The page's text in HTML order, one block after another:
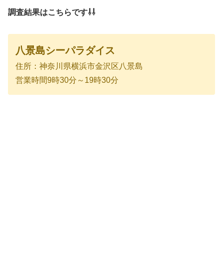
調査結果はこちらです⇩⇩
八景島シーパラダイス
住所：神奈川県横浜市金沢区八景島
営業時間9時30分～19時30分